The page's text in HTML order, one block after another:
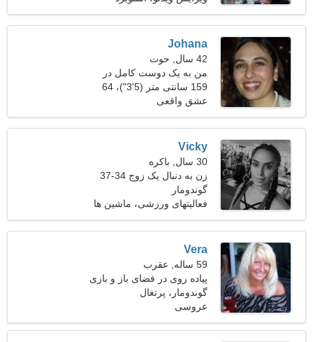
Johana
42 سال, حوت
من به یک دوست کامل در
نزدیکی نیاز دارم
159 سانتی متر (5'3")، 64
کیلوگرم (141 پوند)
عشق واقعی
Vicky
30 سال, باکره
زن به دنبال یک زوج 34-37
گوندومار
فعالیتهای ورزشی، ماشین ها
Vera
59 ساله, عقرب
پیاده روی در فضای باز و بازی
های ویدیویی را ترجیح می
دهم
گوندومار، پرتغال
عروسی